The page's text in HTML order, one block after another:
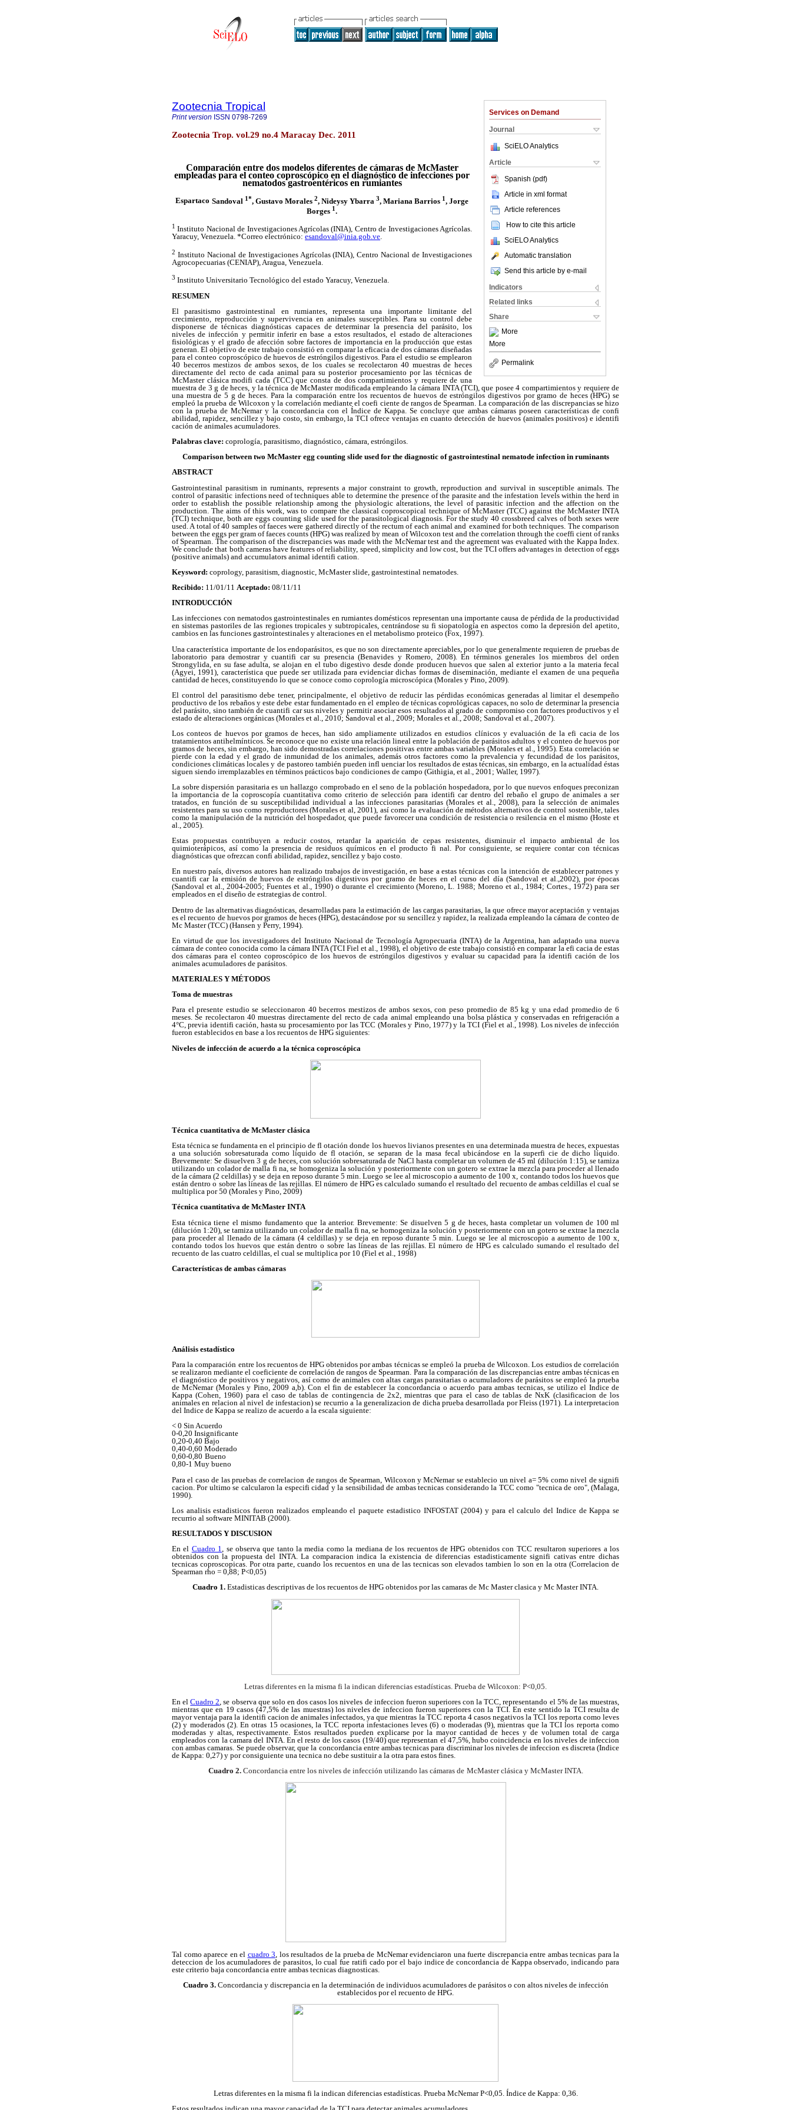
Services on Demand
Journal
SciELO Analytics
Article
Spanish (pdf)
Article in xml format
Article references
How to cite this article
SciELO Analytics
Automatic translation
Send this article by e-mail
Indicators
Related links
Share
More
More
Permalink
Zootecnia Tropical
Print version ISSN 0798-7269
Zootecnia Trop. vol.29 no.4 Maracay Dec. 2011
Comparación entre dos modelos diferentes de cámaras de McMaster
empleadas para el conteo coproscópico en el diagnóstico de infecciones por
nematodos gastroentéricos en rumiantes
Espartaco Sandoval 1*, Gustavo Morales 2, Nideysy Ybarra 3, Mariana Barrios 1, Jorge
Borges 1.
1 Instituto Nacional de Investigaciones Agrícolas (INIA), Centro de Investigaciones Agrícolas.
Yaracuy, Venezuela. *Correo electrónico: esandoval@inia.gob.ve.
2 Instituto Nacional de Investigaciones Agrícolas (INIA), Centro Nacional de Investigaciones
Agrocopecuarias (CENIAP), Aragua, Venezuela.
3 Instituto Universitario Tecnológico del estado Yaracuy, Venezuela.
RESUMEN
El parasitismo gastrointestinal en rumiantes, representa una importante limitante del
crecimiento, reproducción y supervivencia en animales susceptibles. Para su control debe
disponerse de técnicas diagnósticas capaces de determinar la presencia del parásito, los
niveles de infección y permitir inferir en base a estos resultados, el estado de alteraciones
fisiológicas y el grado de afección sobre factores de importancia en la producción que estas
generan. El objetivo de este trabajo consistió en comparar la eficacia de dos cámaras diseñadas
para el conteo coproscópico de huevos de estróngilos digestivos. Para el estudio se emplearon
40 becerros mestizos de ambos sexos, de los cuales se recolectaron 40 muestras de heces
directamente del recto de cada animal para su posterior procesamiento por las técnicas de
McMaster clásica modifi cada (TCC) que consta de dos compartimientos y requiere de una
muestra de 3 g de heces, y la técnica de McMaster modificada empleando la cámara INTA (TCI), que posee 4 compartimientos y requiere de
una muestra de 5 g de heces. Para la comparación entre los recuentos de huevos de estróngilos digestivos por gramo de heces (HPG) se
empleó la prueba de Wilcoxon y la correlación mediante el coefi ciente de rangos de Spearman. La comparación de las discrepancias se hizo
con la prueba de McNemar y la concordancia con el Índice de Kappa. Se concluye que ambas cámaras poseen características de confi
abilidad, rapidez, sencillez y bajo costo, sin embargo, la TCI ofrece ventajas en cuanto detección de huevos (animales positivos) e identifi
cación de animales acumuladores.
Palabras clave: coprología, parasitismo, diagnóstico, cámara, estróngilos.
Comparison between two McMaster egg counting slide used for the diagnostic of gastrointestinal nematode infection in ruminants
ABSTRACT
Gastrointestinal parasitism in ruminants, represents a major constraint to growth, reproduction and survival in susceptible animals. The
control of parasitic infections need of techniques able to determine the presence of the parasite and the infestation levels within the herd in
order to establish the possible relationship among the physiologic alterations, the level of parasitic infection and the affection on the
production. The aims of this work, was to compare the classical coproscopical technique of McMaster (TCC) against the McMaster INTA
(TCI) technique, both are eggs counting slide used for the parasitological diagnosis. For the study 40 crossbreed calves of both sexes were
used. A total of 40 samples of faeces were gathered directly of the rectum of each animal and examined for both techniques. The comparison
between the eggs per gram of faeces counts (HPG) was realized by mean of Wilcoxon test and the correlation through the coeffi cient of ranks
of Spearman. The comparison of the discrepancies was made with the McNemar test and the agreement was evaluated with the Kappa Index.
We conclude that both cameras have features of reliability, speed, simplicity and low cost, but the TCI offers advantages in detection of eggs
(positive animals) and accumulators animal identifi cation.
Keysword: coprology, parasitism, diagnostic, McMaster slide, gastrointestinal nematodes.
Recibido: 11/01/11 Aceptado: 08/11/11
INTRODUCCIÓN
Las infecciones con nematodos gastrointestinales en rumiantes domésticos representan una importante causa de pérdida de la productividad
en sistemas pastoriles de las regiones tropicales y subtropicales, centrándose su fi siopatología en aspectos como la depresión del apetito,
cambios en las funciones gastrointestinales y alteraciones en el metabolismo proteico (Fox, 1997).
Una característica importante de los endoparásitos, es que no son directamente apreciables, por lo que generalmente requieren de pruebas de
laboratorio para demostrar y cuantifi car su presencia (Benavides y Romero, 2008). En términos generales los miembros del orden
Strongylida, en su fase adulta, se alojan en el tubo digestivo desde donde producen huevos que salen al exterior junto a la materia fecal
(Agyei, 1991), característica que puede ser utilizada para evidenciar dichas formas de diseminación, mediante el examen de una pequeña
cantidad de heces, constituyendo lo que se conoce como coprología microscópica (Morales y Pino, 2009).
El control del parasitismo debe tener, principalmente, el objetivo de reducir las pérdidas económicas generadas al limitar el desempeño
productivo de los rebaños y este debe estar fundamentado en el empleo de técnicas coprológicas capaces, no solo de determinar la presencia
del parásito, sino también de cuantifi car sus niveles y permitir asociar esos resultados al grado de compromiso con factores productivos y el
estado de alteraciones orgánicas (Morales et al., 2010; Sandoval et al., 2009; Morales et al., 2008; Sandoval et al., 2007).
Los conteos de huevos por gramos de heces, han sido ampliamente utilizados en estudios clínicos y evaluación de la efi cacia de los
tratamientos antihelmínticos. Se reconoce que no existe una relación lineal entre la población de parásitos adultos y el conteo de huevos por
gramos de heces, sin embargo, han sido demostradas correlaciones positivas entre ambas variables (Morales et al., 1995). Esta correlación se
pierde con la edad y el grado de inmunidad de los animales, además otros factores como la prevalencia y fecundidad de los parásitos,
condiciones climáticas locales y de pastoreo también pueden infl uenciar los resultados de estas técnicas, sin embargo, en la actualidad éstas
siguen siendo irremplazables en términos prácticos bajo condiciones de campo (Githigia, et al., 2001; Waller, 1997).
La sobre dispersión parasitaria es un hallazgo comprobado en el seno de la población hospedadora, por lo que nuevos enfoques preconizan
la importancia de la coproscopía cuantitativa como criterio de selección para identifi car dentro del rebaño el grupo de animales a ser
tratados, en función de su susceptibilidad individual a las infecciones parasitarias (Morales et al., 2008), para la selección de animales
resistentes para su uso como reproductores (Morales et al, 2001), así como la evaluación de métodos alternativos de control sostenible, tales
como la manipulación de la nutrición del hospedador, que puede favorecer una condición de resistencia o resilencia en el mismo (Hoste et
al., 2005).
Estas propuestas contribuyen a reducir costos, retardar la aparición de cepas resistentes, disminuir el impacto ambiental de los
quimioterápicos, así como la presencia de residuos químicos en el producto fi nal. Por consiguiente, se requiere contar con técnicas
diagnósticas que ofrezcan confi abilidad, rapidez, sencillez y bajo costo.
En nuestro país, diversos autores han realizado trabajos de investigación, en base a estas técnicas con la intención de establecer patrones y
cuantifi car la emisión de huevos de estróngilos digestivos por gramo de heces en el curso del día (Sandoval et al.,2002), por épocas
(Sandoval et al., 2004-2005; Fuentes et al., 1990) o durante el crecimiento (Moreno, L. 1988; Moreno et al., 1984; Cortes., 1972) para ser
empleados en el diseño de estrategias de control.
Dentro de las alternativas diagnósticas, desarrolladas para la estimación de las cargas parasitarias, la que ofrece mayor aceptación y ventajas
es el recuento de huevos por gramos de heces (HPG), destacándose por su sencillez y rapidez, la realizada empleando la cámara de conteo de
Mc Master (TCC) (Hansen y Perry, 1994).
En virtud de que los investigadores del Instituto Nacional de Tecnología Agropecuaria (INTA) de la Argentina, han adaptado una nueva
cámara de conteo conocida como la cámara INTA (TCI Fiel et al., 1998), el objetivo de este trabajo consistió en comparar la efi cacia de estas
dos cámaras para el conteo coproscópico de los huevos de estróngilos digestivos y evaluar su capacidad para la identifi cación de los
animales acumuladores de parásitos.
MATERIALES Y MÉTODOS
Toma de muestras
Para el presente estudio se seleccionaron 40 becerros mestizos de ambos sexos, con peso promedio de 85 kg y una edad promedio de 6
meses. Se recolectaron 40 muestras directamente del recto de cada animal empleando una bolsa plástica y conservadas en refrigeración a
4°C, previa identifi cación, hasta su procesamiento por las TCC (Morales y Pino, 1977) y la TCI (Fiel et al., 1998). Los niveles de infección
fueron establecidos en base a los recuentos de HPG siguientes:
Niveles de infección de acuerdo a la técnica coproscópica
Técnica cuantitativa de McMaster clásica
Esta técnica se fundamenta en el principio de fl otación donde los huevos livianos presentes en una determinada muestra de heces, expuestas
a una solución sobresaturada como líquido de fl otación, se separan de la masa fecal ubicándose en la superfi cie de dicho líquido.
Brevemente: Se disuelven 3 g de heces, con solución sobresaturada de NaCl hasta completar un volumen de 45 ml (dilución 1:15), se tamiza
utilizando un colador de malla fi na, se homogeniza la solución y posteriormente con un gotero se extrae la mezcla para proceder al llenado
de la cámara (2 celdillas) y se deja en reposo durante 5 min. Luego se lee al microscopio a aumento de 100 x, contando todos los huevos que
están dentro o sobre las líneas de las rejillas. El número de HPG es calculado sumando el resultado del recuento de ambas celdillas el cual se
multiplica por 50 (Morales y Pino, 2009)
Técnica cuantitativa de McMaster INTA
Esta técnica tiene el mismo fundamento que la anterior. Brevemente: Se disuelven 5 g de heces, hasta completar un volumen de 100 ml
(dilución 1:20), se tamiza utilizando un colador de malla fi na, se homogeniza la solución y posteriormente con un gotero se extrae la mezcla
para proceder al llenado de la cámara (4 celdillas) y se deja en reposo durante 5 min. Luego se lee al microscopio a aumento de 100 x,
contando todos los huevos que están dentro o sobre las líneas de las rejillas. El número de HPG es calculado sumando el resultado del
recuento de las cuatro celdillas, el cual se multiplica por 10 (Fiel et al., 1998)
Características de ambas cámaras
Análisis estadístico
Para la comparación entre los recuentos de HPG obtenidos por ambas técnicas se empleó la prueba de Wilcoxon. Los estudios de correlación
se realizaron mediante el coeficiente de correlación de rangos de Spearman. Para la comparación de las discrepancias entre ambas técnicas en
el diagnóstico de positivos y negativos, así como de animales con altas cargas parasitarias o acumuladores de parásitos se empleó la prueba
de McNemar (Morales y Pino, 2009 a,b). Con el fin de establecer la concordancia o acuerdo para ambas tecnicas, se utilizo el Indice de
Kappa (Cohen, 1960) para el caso de tablas de contingencia de 2x2, mientras que para el caso de tablas de NxK (clasificacion de los
animales en relacion al nivel de infestacion) se recurrio a la generalizacion de dicha prueba desarrollada por Fleiss (1971). La interpretacion
del Indice de Kappa se realizo de acuerdo a la escala siguiente:
< 0 Sin Acuerdo
0-0,20 Insignificante
0,20-0,40 Bajo
0,40-0,60 Moderado
0,60-0,80 Bueno
0,80-1 Muy bueno
Para el caso de las pruebas de correlacion de rangos de Spearman, Wilcoxon y McNemar se establecio un nivel a= 5% como nivel de signifi
cacion. Por ultimo se calcularon la especifi cidad y la sensibilidad de ambas tecnicas considerando la TCC como "tecnica de oro", (Malaga,
1990).
Los analisis estadisticos fueron realizados empleando el paquete estadistico INFOSTAT (2004) y para el calculo del Indice de Kappa se
recurrio al software MINITAB (2000).
RESULTADOS Y DISCUSION
En el Cuadro 1, se observa que tanto la media como la mediana de los recuentos de HPG obtenidos con TCC resultaron superiores a los
obtenidos con la propuesta del INTA. La comparacion indica la existencia de diferencias estadisticamente signifi cativas entre dichas
tecnicas coproscopicas. Por otra parte, cuando los recuentos en una de las tecnicas son elevados tambien lo son en la otra (Correlacion de
Spearman rho = 0,88; P<0,05)
Cuadro 1. Estadisticas descriptivas de los recuentos de HPG obtenidos por las camaras de Mc Master clasica y Mc Master INTA.
Letras diferentes en la misma fi la indican diferencias estadísticas. Prueba de Wilcoxon: P<0,05.
En elCuadro 2 , se observa que solo en dos casos los niveles de infeccion fueron superiores con la TCC, representando el 5% de las muestras,
mientras que en 19 casos (47,5% de las muestras) los niveles de infeccion fueron superiores con la TCI. En este sentido la TCI resulta de
mayor ventaja para la identifi cacion de animales infectados, ya que mientras la TCC reporta 4 casos negativos la TCI los reporta como leves
(2) y moderados (2). En otras 15 ocasiones, la TCC reporta infestaciones leves (6) o moderadas (9), mientras que la TCI los reporta como
moderadas y altas, respectivamente. Estos resultados pueden explicarse por la mayor cantidad de heces y de volumen total de carga
empleados con la camara del INTA. En el resto de los casos (19/40) que representan el 47,5%, hubo coincidencia en los niveles de infeccion
con ambas camaras. Se puede observar, que la concordancia entre ambas tecnicas para discriminar los niveles de infeccion es discreta (Indice
de Kappa: 0,27) y por consiguiente una tecnica no debe sustituir a la otra para estos fines.
Cuadro 2. Concordancia entre los niveles de infección utilizando las cámaras de McMaster clásica y McMaster INTA.
Tal como aparece en el cuadro 3 , los resultados de la prueba de McNemar evidenciaron una fuerte discrepancia entre ambas tecnicas para la
deteccion de los acumuladores de parasitos, lo cual fue ratifi cado por el bajo indice de concordancia de Kappa observado, indicando para
este criterio baja concordancia entre ambas tecnicas diagnosticas.
Cuadro 3. Concordancia y discrepancia en la determinación de individuos acumuladores de parásitos o con altos niveles de infección
establecidos por el recuento de HPG.
Letras diferentes en la misma fi la indican diferencias estadísticas. Prueba McNemar P<0,05. Índice de Kappa: 0,36.